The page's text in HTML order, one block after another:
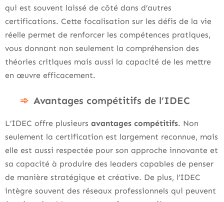
qui est souvent laissé de côté dans d’autres
certifications. Cette focalisation sur les défis de la vie
réelle permet de renforcer les compétences pratiques,
vous donnant non seulement la compréhension des
théories critiques mais aussi la capacité de les mettre
en œuvre efficacement.
Avantages compétitifs de l’IDEC
L’IDEC offre plusieurs avantages compétitifs. Non
seulement la certification est largement reconnue, mais
elle est aussi respectée pour son approche innovante et
sa capacité à produire des leaders capables de penser
de manière stratégique et créative. De plus, l’IDEC
intègre souvent des réseaux professionnels qui peuvent